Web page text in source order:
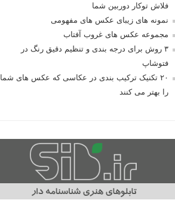
فلاش توکار دوربین شما
نمونه های زیبای عکس های مفهومی
مجموعه عکس های غروب آفتاب
۳ روش برای درجه بندی و تنظیم دقیق رنگ در
فتوشاپ
۲۰ تکنیک ترکیب بندی در عکاسی که عکس های شما
را بهتر می کنند